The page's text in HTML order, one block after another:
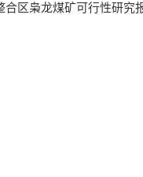
区枭龙煤矿可行性研究